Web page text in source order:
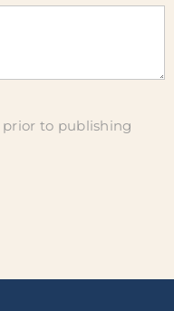
to publishing